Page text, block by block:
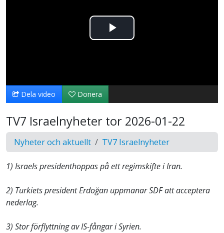
Spela
video
Dela video Donera
TV7 Israelnyheter tor 2026-01-22
Nyheter och aktuellt TV7 Israelnyheter
1) Israels presidenthoppas på ett regimskifte i Iran.
2) Turkiets president Erdoğan uppmanar SDF att acceptera
nederlag.
3) Stor förflyttning av IS-fångar i Syrien.